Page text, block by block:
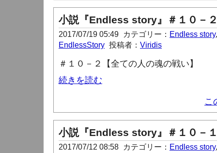
小説『Endless story』＃１０－
2017/07/19 05:49 カテゴリー： Endless story
EndlessStory 投稿者： Viridis
＃１０－２【全ての人の魂の戦い】
続きを読む
こ
小説『Endless story』＃１０－
2017/07/12 08:58 カテゴリー： Endless story